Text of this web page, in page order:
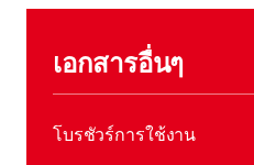
เอกสารอื่นๆ
โบรชัวร์การใช้งาน